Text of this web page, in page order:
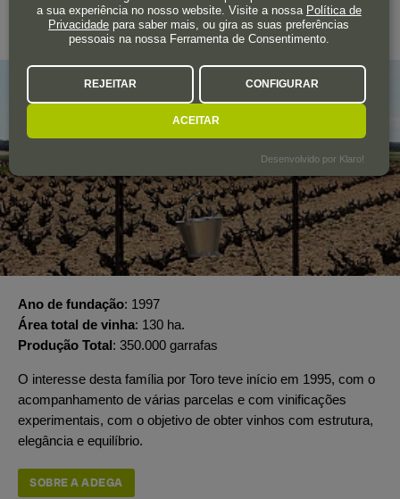
Toro
Ano de fundação 1997
Área total de vinha 130 ha.
Produção Total 350.000 garrafas
O interesse desta família por Toro teve início em 1995, com o
acompanhamento de várias parcelas e com vinificações
experimentais, com o objetivo de obter vinhos com estrutura,
elegância e equilíbrio.
SOBRE A ADEGA
a sua experiência no nosso website. Visite a nossa Política de
Privacidade para saber mais, ou gira as suas preferências
pessoais na nossa Ferramenta de Consentimento.
REJEITAR CONFIGURAR
ACEITAR
Desenvolvido por Klaro!